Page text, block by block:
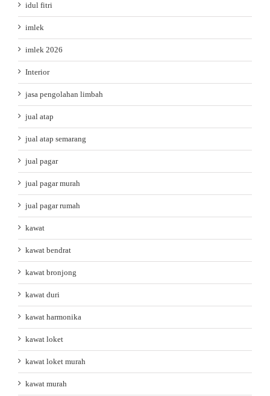
idul fitri
imlek
imlek 2026
Interior
jasa pengolahan limbah
jual atap
jual atap semarang
jual pagar
jual pagar murah
jual pagar rumah
kawat
kawat bendrat
kawat bronjong
kawat duri
kawat harmonika
kawat loket
kawat loket murah
kawat murah